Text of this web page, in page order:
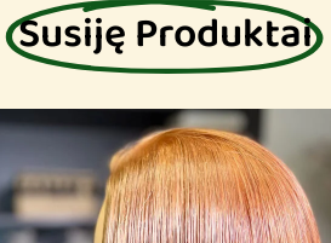
Susiję Produktai